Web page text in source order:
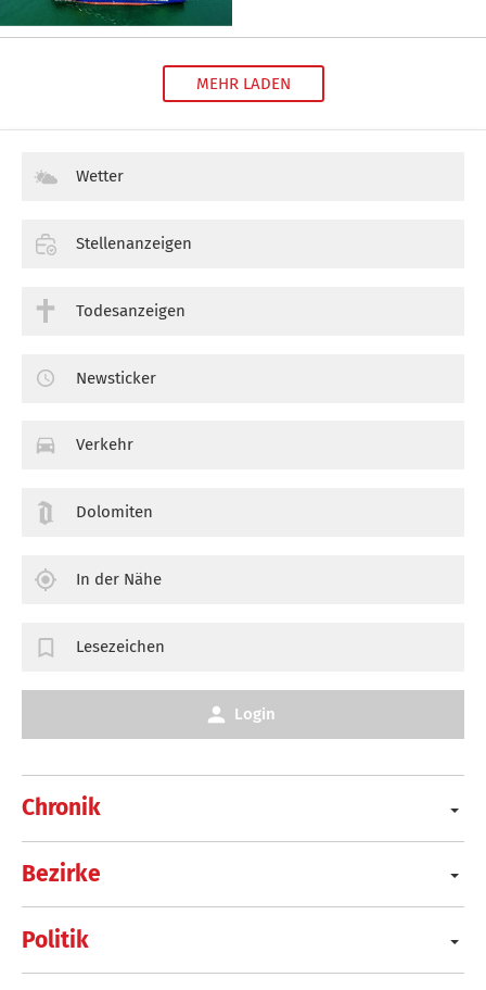
MEHR LADEN
Chronik
Bezirke
Politik
Wetter
Stellenanzeigen
Todesanzeigen
Newsticker
Verkehr
Dolomiten
In der Nähe
Lesezeichen
Login